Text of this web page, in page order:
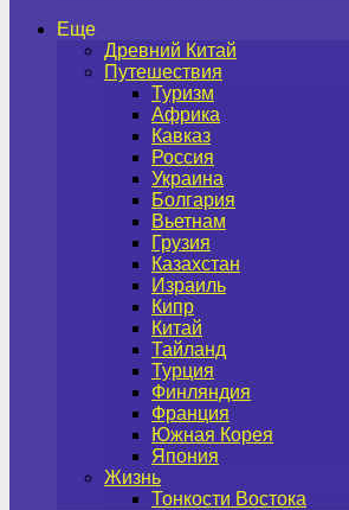
Еще
Древний Китай
Путешествия
Туризм
Африка
Кавказ
Россия
Украина
Болгария
Вьетнам
Грузия
Казахстан
Израиль
Кипр
Китай
Тайланд
Турция
Финляндия
Франция
Южная Корея
Япония
Жизнь
Тонкости Востока